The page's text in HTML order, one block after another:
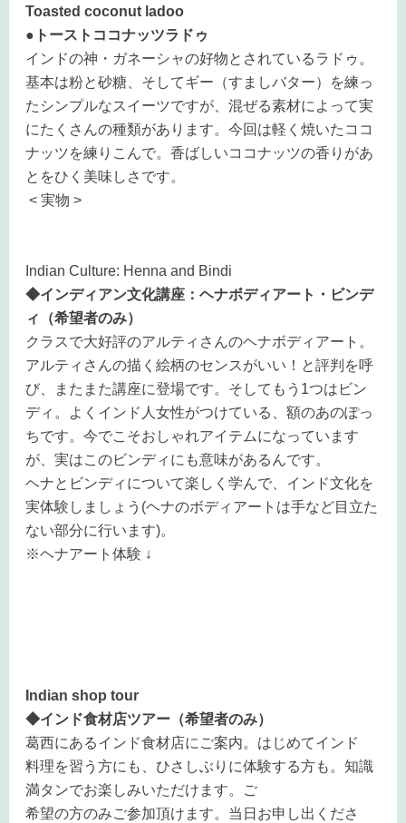
Toasted coconut ladoo
●トーストココナッツラドゥ
インドの神・ガネーシャの好物とされているラドゥ。
基本は粉と砂糖、そしてギー（すましバター）を練っ
たシンプルなスイーツですが、混ぜる素材によって実
にたくさんの種類があります。今回は軽く焼いたココ
ナッツを練りこんで。香ばしいココナッツの香りがあ
とをひく美味しさです。
< 実物 >
Indian Culture: Henna and Bindi
◆インディアン文化講座：ヘナボディアート・ビンデ
ィ（希望者のみ）
クラスで大好評のアルティさんのヘナボディアート。
アルティさんの描く絵柄のセンスがいい！と評判を呼
び、またまた講座に登場です。そしてもう1つはビン
ディ。よくインド人女性がつけている、額のあのぽっ
ちです。今でこそおしゃれアイテムになっています
が、実はこのビンディにも意味があるんです。
ヘナとビンディについて楽しく学んで、インド文化を
実体験しましょう(ヘナのボディアートは手など目立た
ない部分に行います)。
※ヘナアート体験 ↓
Indian shop tour
◆インド食材店ツアー（希望者のみ）
葛西にあるインド食材店にご案内。はじめてインド
料理を習う方にも、ひさしぶりに体験する方も。知識
満タンでお楽しみいただけます。ご
希望の方のみご参加頂けます。当日お申し出くださ